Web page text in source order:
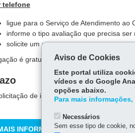
telefone
ligue para o Serviço de Atendimento ao
informe o tipo avaliação que precisa ser
solicite um orçamento.
é gratuita. O atendimento é de
de informação é respondida em
INFORMAÇÕES
Aviso de Cookies
Este portal utiliza
vídeos e do Google
opções abaixo.
Para mais
Necessários
Sem esse tipo de cookie,